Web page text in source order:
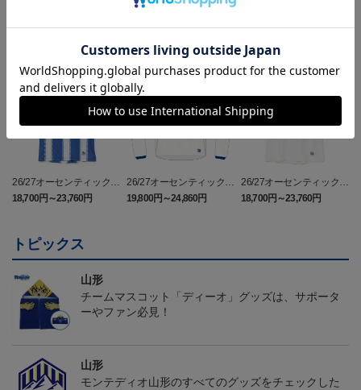
26/27オーセンティックユ
ニフォーム半袖（FP1st）
18,700円～23,760円
26/27オーセンティックユ
ニフォーム長袖（FP2n
d）
19,800円～24,860円
26/27オーセンティックユ
ニフォーム半袖（FP2n
d）
18,700円～23,760円
トピックス
山形
チームマスコット「ディーオ」グッズは、サポータ
ーやファン必見！
山形
モンテディオ山形のすべてのグッズをチェックした